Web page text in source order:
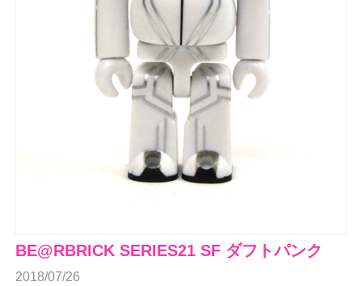
BE@RBRICK SERIES21 SF ダフトパンク
2018/07/26